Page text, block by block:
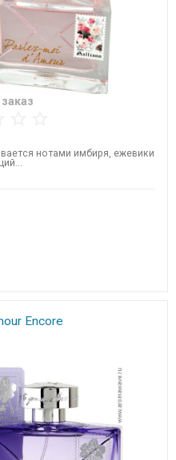
нотами имбиря, ежевики
Encore​​